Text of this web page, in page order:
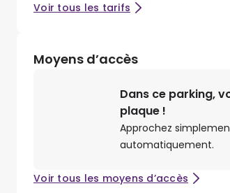
Voir tous les tarifs
Moyens d’accès
Dans ce parking,
plaque !
Approchez
automatiquement.
Voir tous les moyens d’accès